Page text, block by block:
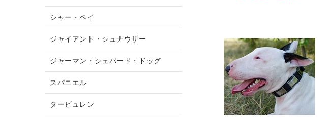
シャー・ペイ
ジャイアント・シュナウザー
ジャーマン・シェパード・ドッグ
スパニエル
タービュレン